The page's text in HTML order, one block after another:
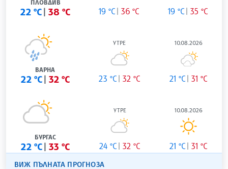
ПЛОВДИВ
22 °C 38 °C 19 °C 36 °C 19 °C 35 °C
ВАРНА
22 °C 32 °C
УТРЕ
23 °C 32 °C
10.08.2026
21 °C 31 °C
БУРГАС
22 °C 33 °C
УТРЕ
24 °C 32 °C
10.08.2026
21 °C 31 °C
ВИЖ ПЪЛНАТА ПРОГНОЗА